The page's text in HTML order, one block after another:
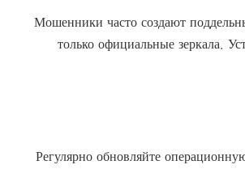
Мошенники часто создают
только официальные зеркала.
Регулярно обновляйте